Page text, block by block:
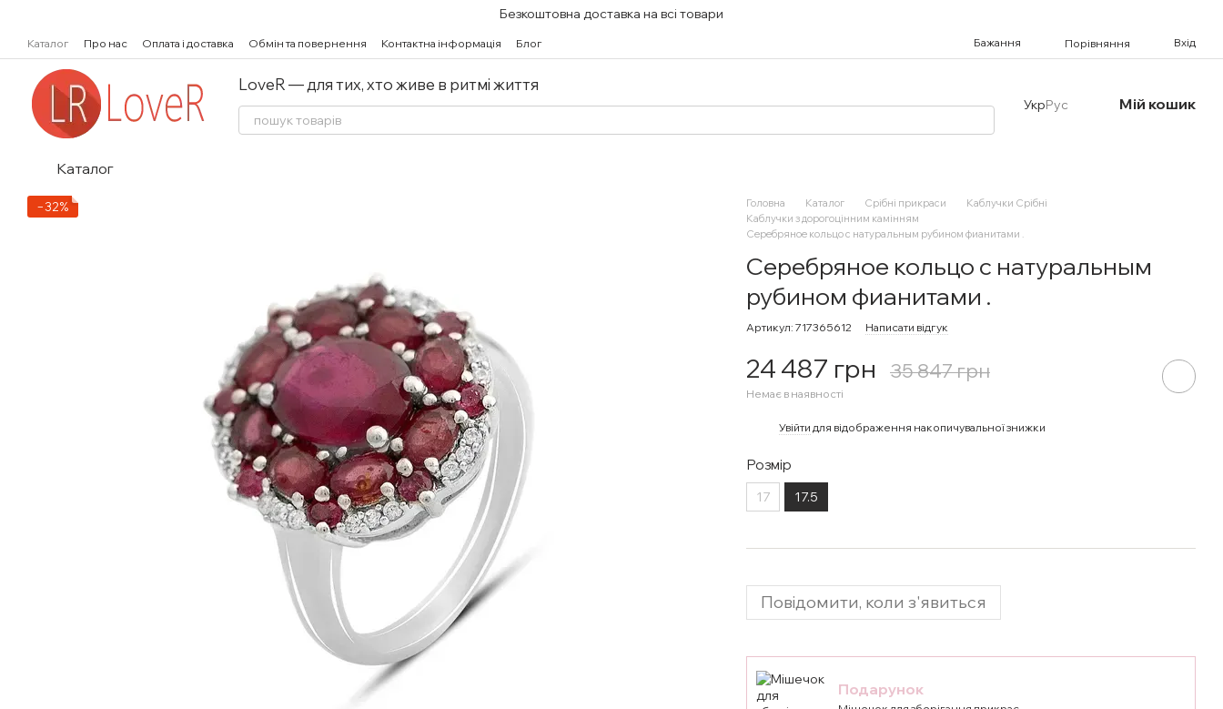
Безкоштовна доставка на всі товари
Каталог Про нас Оплата і доставка Обмін та повернення Контактна інформація Блог Бажання Порівняння Вхід
LoveR — для тих, хто живе в ритмі життя
УкрРус Мій кошик
Каталог
−32% Головна Каталог Срібні прикраси
Каблучки Срібні
Каблучки з дорогоцінним камінням
Серебряное кольцо с натуральным рубином фианитами .
Серебряное кольцо с натуральным
рубином фианитами .
Артикул: 717365612 Написати відгук
24 487 грн 35 847 грн
Немає в наявності
Увійти для відображення накопичувальної знижки
Розмір
17 17.5
Повідомити, коли з'явиться
Подарунок